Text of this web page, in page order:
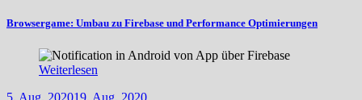
Browsergame: Umbau zu Firebase und Performance Optimierungen
Weiterlesen
5. Aug. 202019. Aug. 2020